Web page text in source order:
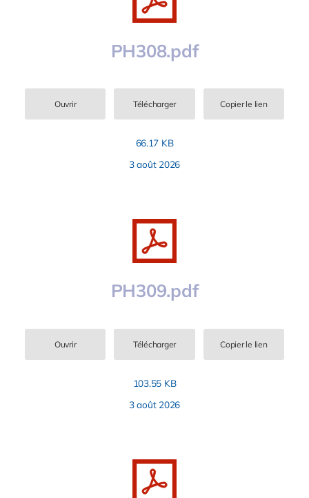
PH308.pdf
Ouvrir Télécharger Copier le lien
66.17 KB
3 août 2026
PH309.pdf
Ouvrir Télécharger Copier le lien
103.55 KB
3 août 2026